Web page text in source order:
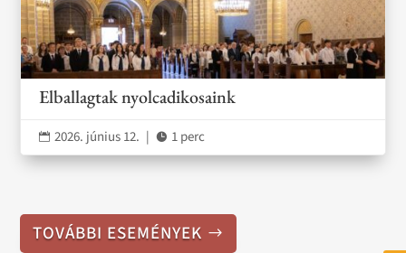
Elballagtak nyolcadikosaink
 2026. június 12. |  1 perc
TOVÁBBI ESEMÉNYEK